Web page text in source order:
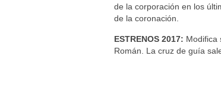
de la corporación en los
de la coronación.
ESTRENOS 2017: Modifica
Román. La cruz de guía